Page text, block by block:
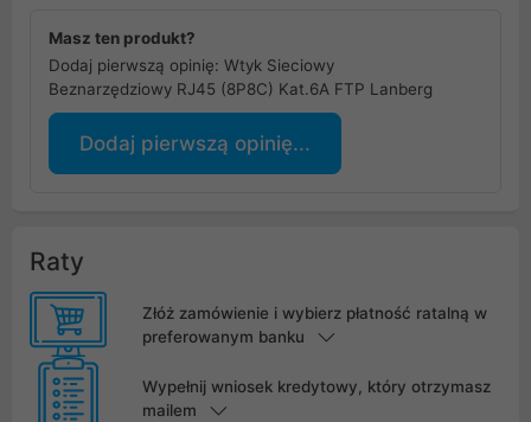
Masz ten produkt?
Dodaj pierwszą opinię: Wtyk Sieciowy
Beznarzędziowy RJ45 (8P8C) Kat.6A FTP Lanberg
Dodaj pierwszą opinię...
Raty
Złóż zamówienie i wybierz płatność ratalną w
preferowanym banku
Wypełnij wniosek kredytowy, który otrzymasz
mailem